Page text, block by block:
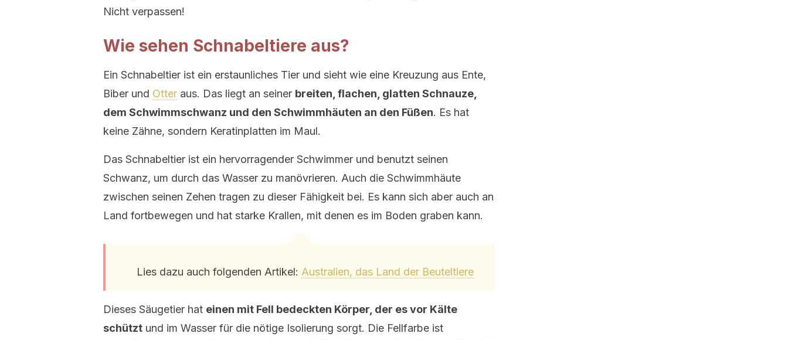
Nicht verpassen!
Wie sehen Schnabeltiere aus?
Ein Schnabeltier ist ein erstaunliches Tier und sieht wie eine Kreuzung aus Ente,
Biber und Otter aus. Das liegt an seiner breiten, flachen, glatten Schnauze,
dem Schwimmschwanz und den Schwimmhäuten an den Füßen. Es hat
keine Zähne, sondern Keratinplatten im Maul.
Das Schnabeltier ist ein hervorragender Schwimmer und benutzt seinen
Schwanz, um durch das Wasser zu manövrieren. Auch die Schwimmhäute
zwischen seinen Zehen tragen zu dieser Fähigkeit bei. Es kann sich aber auch an
Land fortbewegen und hat starke Krallen, mit denen es im Boden graben kann.
Lies dazu auch folgenden Artikel: Australien, das Land der Beuteltiere
Dieses Säugetier hat einen mit Fell bedeckten Körper, der es vor Kälte
schützt und im Wasser für die nötige Isolierung sorgt. Die Fellfarbe ist